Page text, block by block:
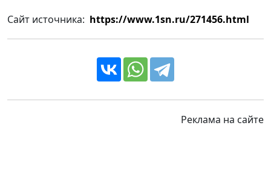
Сайт источника: https://www.1sn.ru/271456.html
Реклама на сайте